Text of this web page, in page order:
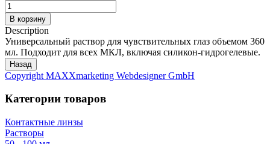
Description
Универсальный раствор для чувствительных глаз объемом 360
мл. Подходит для всех МКЛ, включая силикон-гидрогелевые.
Copyright MAXXmarketing Webdesigner GmbH
Категории товаров
Контактные линзы
Растворы